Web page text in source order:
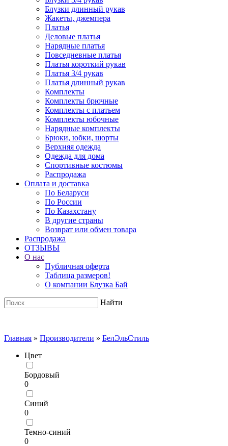
Блузки длинный рукав
Жакеты, джемпера
Платья
Деловые платья
Нарядные платья
Повседневные платья
Платья короткий рукав
Платья 3/4 рукав
Платья длинный рукав
Комплекты
Комплекты брючные
Комплекты с платьем
Комплекты юбочные
Нарядные комплекты
Брюки, юбки, шорты
Верхняя одежда
Одежда для дома
Спортивные костюмы
Распродажа
Оплата и доставка
По Беларуси
По России
По Казахстану
В другие страны
Возврат или обмен товара
Распродажа
ОТЗЫВЫ
О нас
Публичная оферта
Таблица размеров!
О компании Блузка Бай
Найти
Главная » Производители » БелЭльСтиль
Цвет
Бордовый
0
Синий
0
Темно-синий
0